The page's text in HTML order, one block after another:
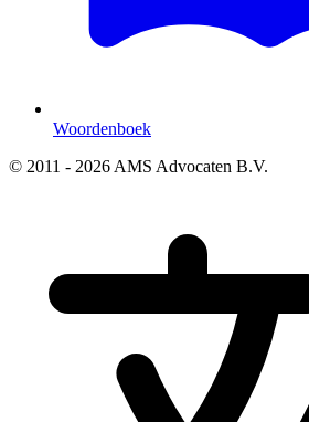
Woordenboek
© 2011 - 2026 AMS Advocaten B.V.